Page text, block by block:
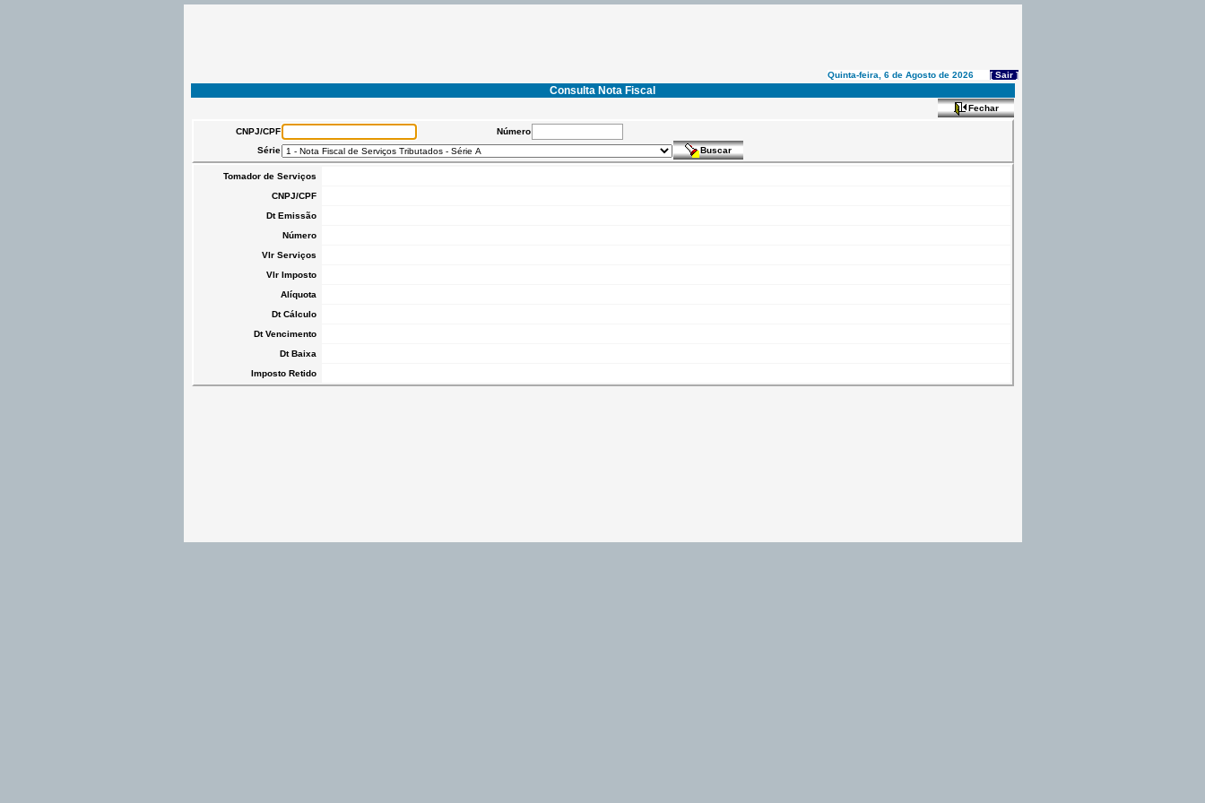
Quinta-feira, 6 de Agosto de 2026 [ Sair ]
Consulta Nota Fiscal
Fechar
CNPJ/CPF
Número
Série
Buscar
Tomador de Serviços
CNPJ/CPF
Dt Emissão
Número
Vlr Serviços
Vlr Imposto
Alíquota
Dt Cálculo
Dt Vencimento
Dt Baixa
Imposto Retido